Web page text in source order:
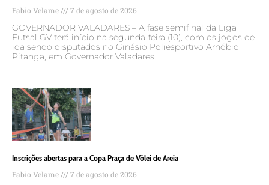
Fabio Velame 7 de agosto de 2026
GOVERNADOR VALADARES – A fase semifinal da Liga
Futsal GV terá início na segunda-feira (10), com os jogos de
ida sendo disputados no Ginásio Poliesportivo Arnóbio
Pitanga, em Governador Valadares.
Inscrições abertas para a Copa Praça de Vôlei de Areia
Fabio Velame 7 de agosto de 2026